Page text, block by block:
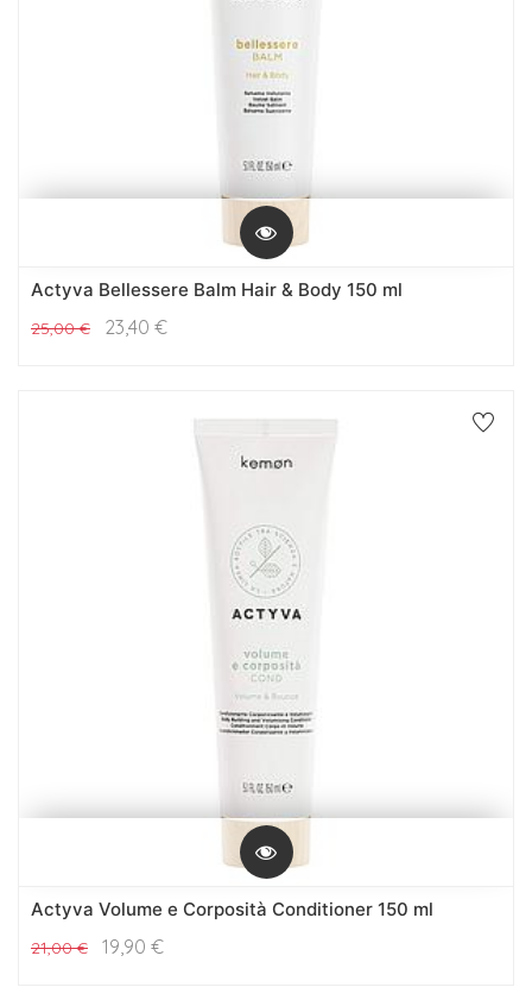
Actyva Bellessere Balm Hair & Body 150 ml
25,00€ 23,40 €
Actyva Volume e Corposità Conditioner 150 ml
21,00€ 19,90 €